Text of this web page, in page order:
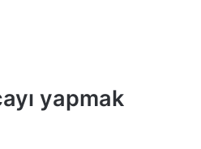
yapmak